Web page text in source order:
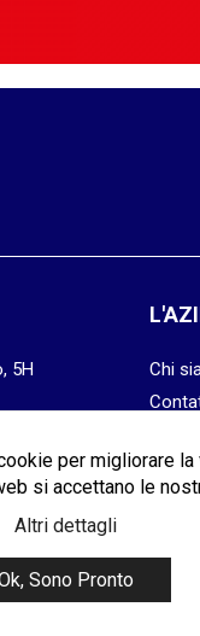
5H
Chi
per migliorare la
si accettano le
Altri dettagli
Sono Pronto